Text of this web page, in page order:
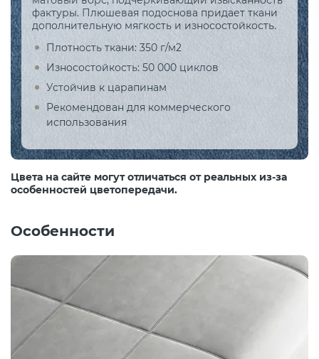
фактуры. Плюшевая подоснова придает ткани
дополнительную мягкость и износостойкость.
Плотность ткани: 350 г/м2
Износостойкость: 50 000 циклов
Устойчив к царапинам
Рекомендован для коммерческого
использования
Цвета на сайте могут отличаться от реальных из-за
особенностей цветопередачи.
Особенности